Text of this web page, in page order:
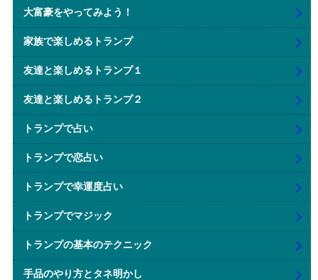
大富豪をやってみよう！
家族で楽しめるトランプ
友達と楽しめるトランプ１
友達と楽しめるトランプ２
トランプで占い
トランプで恋占い
トランプで幸運度占い
トランプでマジック
トランプの基本のテクニック
手品のやり方とタネ明かし